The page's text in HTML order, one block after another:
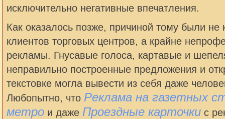
исключительно негативные впечатления.
Как оказалось позже, причиной тому были не
клиентов торговых центров, а крайне
рекламы. Гнусавые голоса, картавые и
неправильно построенные предложения и
текстовке могла вывести из себя даже
Любопытно, что Реклама на газетных
метро и даже Проездные карточки с